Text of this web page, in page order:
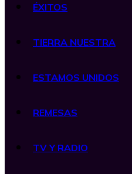
ÉXITOS
TIERRA NUESTRA
ESTAMOS UNIDOS
REMESAS
TV Y RADIO